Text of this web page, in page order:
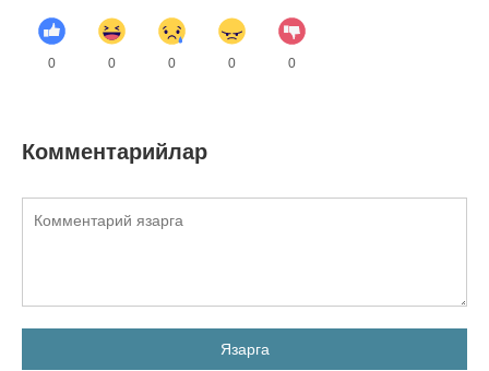
0 0 0 0 0
Комментарийлар
Язарга